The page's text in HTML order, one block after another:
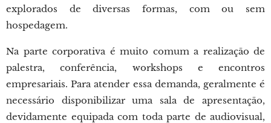
explorados de diversas formas, com ou sem
hospedagem.
Na parte corporativa é muito comum a realização de
palestra, conferência, workshops e encontros
empresariais. Para atender essa demanda, geralmente é
necessário disponibilizar uma sala de apresentação,
devidamente equipada com toda parte de audiovisual,